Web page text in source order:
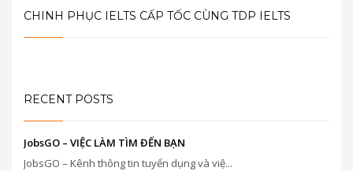
CHINH PHỤC IELTS CẤP TỐC CÙNG TDP IELTS
RECENT POSTS
JobsGO – VIỆC LÀM TÌM ĐẾN BẠN
JobsGO – Kênh thông tin tuyển dụng và việ...